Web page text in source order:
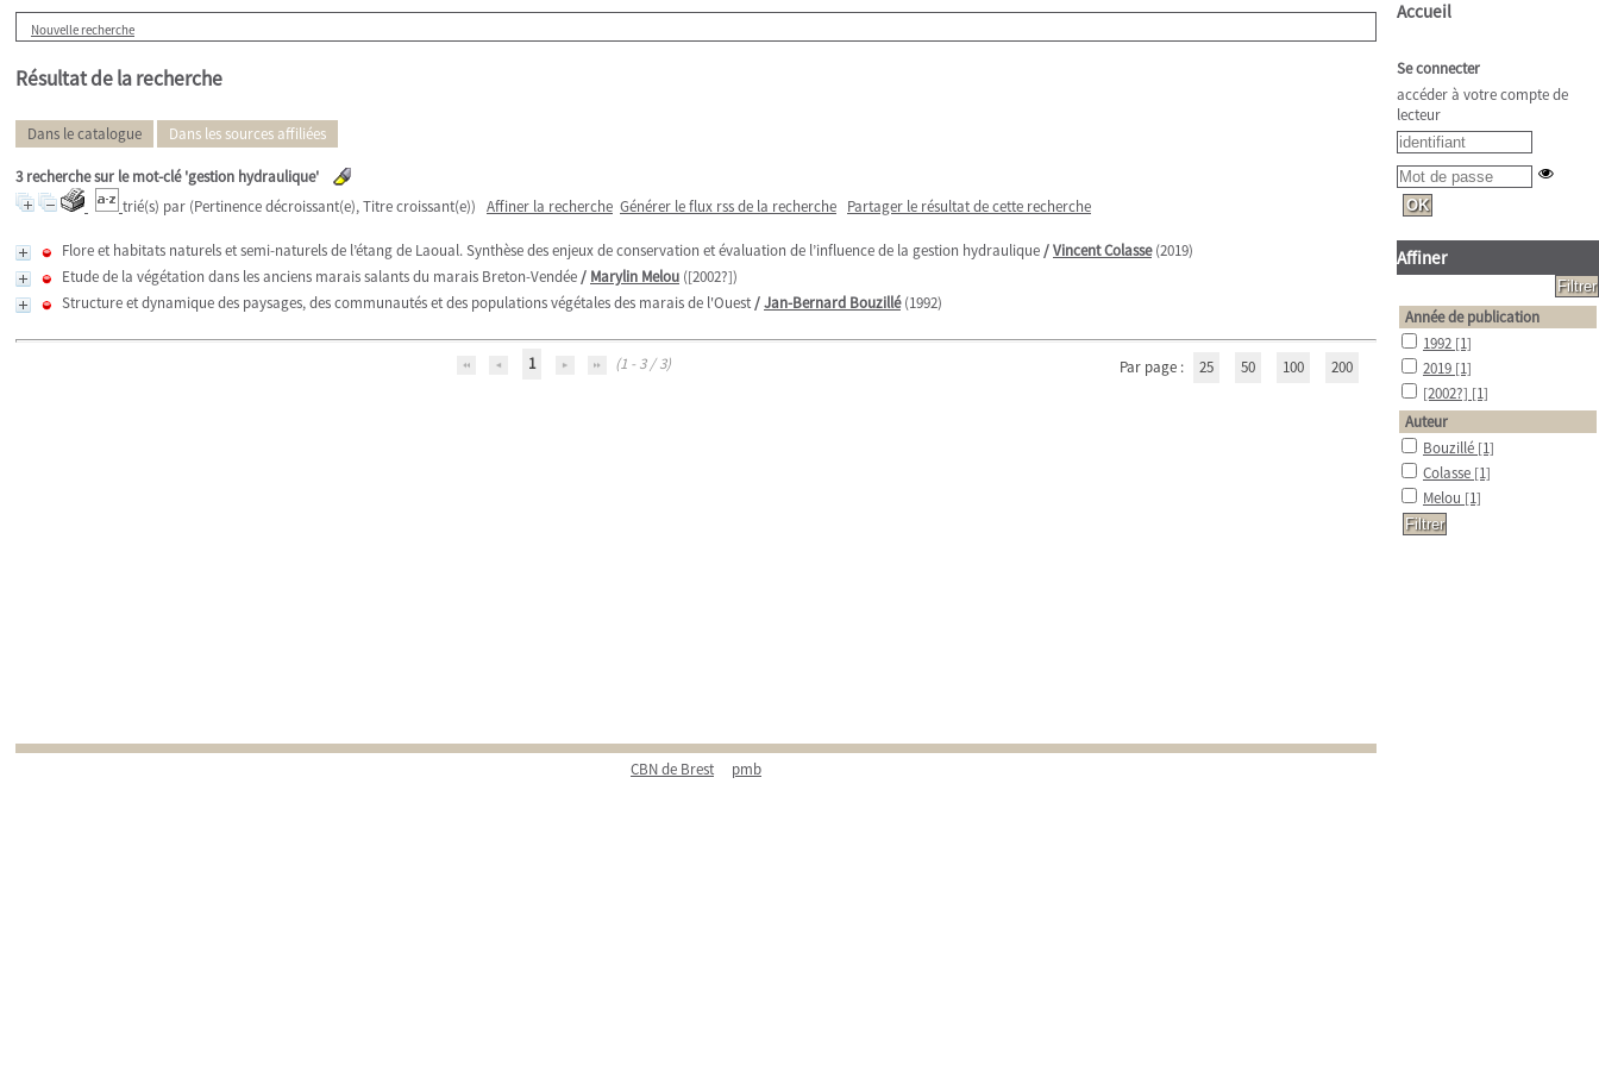
Nouvelle recherche
Résultat de la recherche
Dans le catalogue Dans les sources affiliées
3recherche sur le mot-clé'gestion hydraulique'
trié(s) par (Pertinence décroissant(e), Titre croissant(e)) Affiner la recherche Générer le flux rss de la recherche Partager le résultat de cette recherche
Flore et habitats naturels et semi-naturels de l’étang de Laoual. Synthèse des enjeux de conservation et évaluation de l’influence de la gestion hydraulique/Vincent Colasse(2019)
Etude de la végétation dans les anciens marais salants du marais Breton-Vendée/ Marylin Melou ([2002?])
Structure et dynamique des paysages, des communautés et des populations végétales des marais de l'Ouest/Jan-Bernard Bouzillé(1992)
1 (1 - 3 / 3) Par page : 25 50 100 200
CBN de Brest pmb
Accueil
Se connecter
accéder à votre compte de
lecteur
Affiner
Année de publication
1992 [1]
2019 [1]
[2002?] [1]
Auteur
Bouzillé [1]
Colasse [1]
Melou [1]